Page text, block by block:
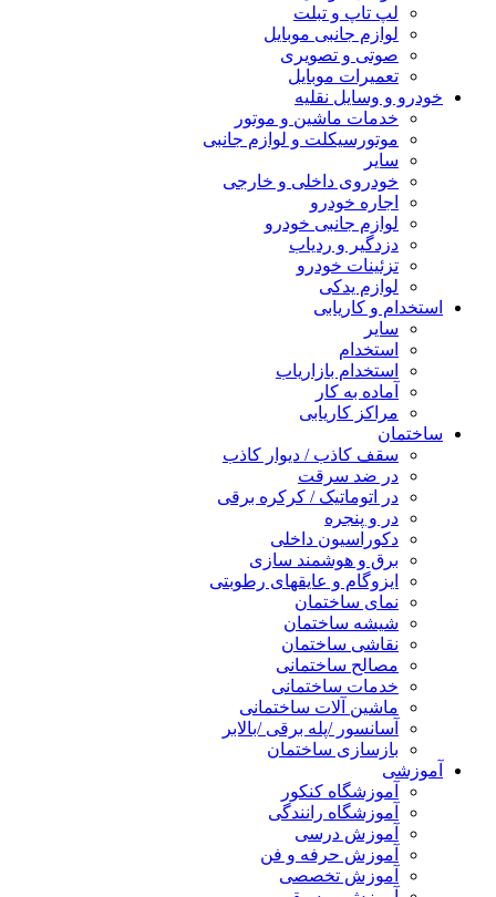
لپ تاپ و تبلت
لوازم جانبی موبایل
صوتی و تصویری
تعمیرات موبایل
خودرو و وسایل نقلیه
خدمات ماشین و موتور
موتورسیکلت و لوازم جانبی
سایر
خودروی داخلی و خارجی
اجاره خودرو
لوازم جانبی خودرو
دزدگیر و ردیاب
تزئینات خودرو
لوازم یدکی
استخدام و کاریابی
سایر
استخدام
استخدام بازاریاب
آماده به کار
مراکز کاریابی
ساختمان
سقف کاذب / دیوار کاذب
در ضد سرقت
در اتوماتیک / کرکره برقی
در و پنجره
دکوراسیون داخلی
برق و هوشمند سازی
ایزوگام و عایقهای رطوبتی
نمای ساختمان
شیشه ساختمان
نقاشی ساختمان
مصالح ساختمانی
خدمات ساختمانی
ماشین آلات ساختمانی
آسانسور /پله برقی /بالابر
بازسازی ساختمان
آموزشی
آموزشگاه کنکور
آموزشگاه رانندگی
آموزش درسی
آموزش حرفه و فن
آموزش تخصصی